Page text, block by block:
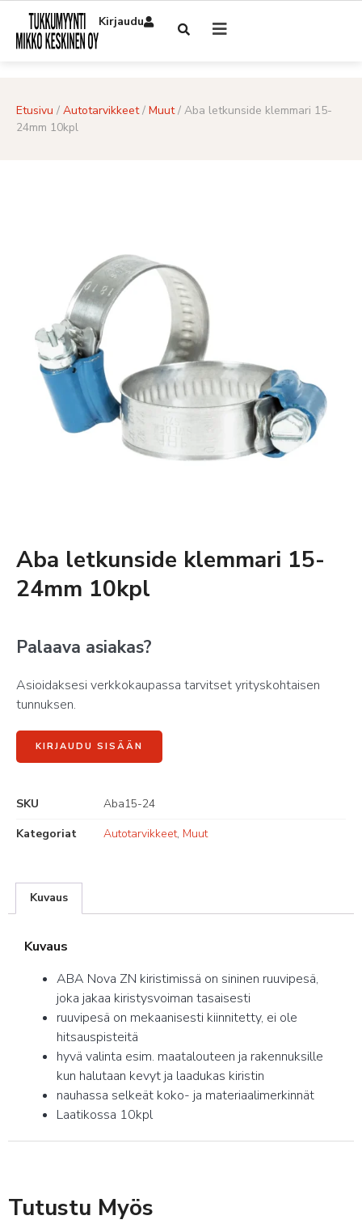
Kirjaudu
Etusivu / Autotarvikkeet/ Muut/ Aba letkunside klemmari 15-
24mm 10kpl
Aba letkunside klemmari 15-
24mm 10kpl
Palaava asiakas?
Asioidaksesi verkkokaupassa tarvitset yrityskohtaisen
tunnuksen.
KIRJAUDU SISÄÄN
SKU
Aba15-24
Kategoriat
Autotarvikkeet, Muut
Kuvaus
Kuvaus
ABA Nova ZN kiristimissä on sininen ruuvipesä,
joka jakaa kiristysvoiman tasaisesti
ruuvipesä on mekaanisesti kiinnitetty, ei ole
hitsauspisteitä
hyvä valinta esim. maatalouteen ja rakennuksille
kun halutaan kevyt ja laadukas kiristin
nauhassa selkeät koko- ja materiaalimerkinnät
Laatikossa 10kpl
Tutustu Myös